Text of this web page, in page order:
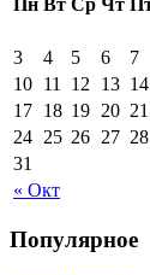
« Окт
3
4 5 6 7
10 11 12 13 14
17 18 19 20 21
24 25 26 27 28
31
Популярное